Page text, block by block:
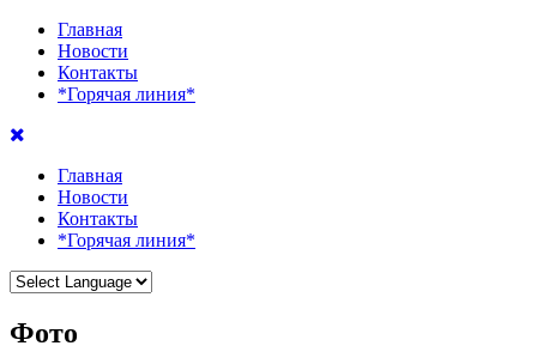
Главная
Новости
Контакты
*Горячая линия*
Главная
Новости
Контакты
*Горячая линия*
Фото